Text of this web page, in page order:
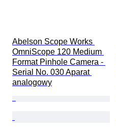
Abelson Scope Works
OmniScope 120 Medium
Format Pinhole Camera -
Serial No. 030 Aparat
analogowy